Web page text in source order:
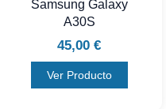
Samsung Galaxy
A30S
45,00 €
Ver Producto